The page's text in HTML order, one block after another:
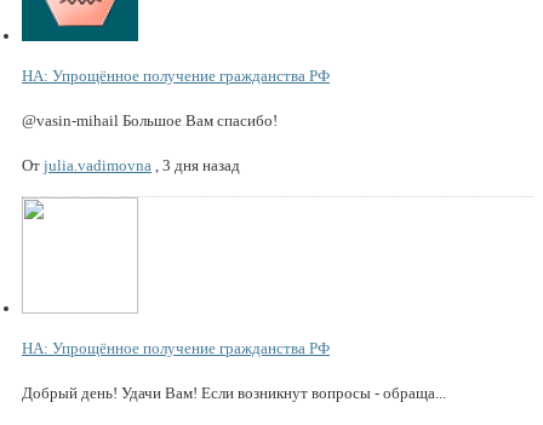
НА: Упрощённое получение гражданства РФ
@vasin-mihail Большое Вам спасибо!
От julia.vadimovna , 3 дня назад
НА: Упрощённое получение гражданства РФ
Добрый день! Удачи Вам! Если возникнут вопросы - обраща...